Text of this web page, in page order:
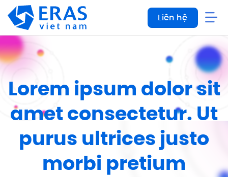
qua
dung
Liên hệ
Lorem ipsum dolor sit
amet consectetur. Ut
purus ultrices justo
morbi pretium